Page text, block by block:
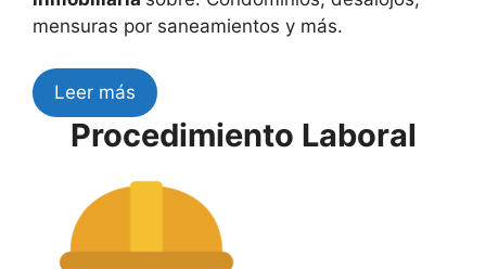
mensuras por saneamientos y más.
Leer más
Procedimiento Laboral